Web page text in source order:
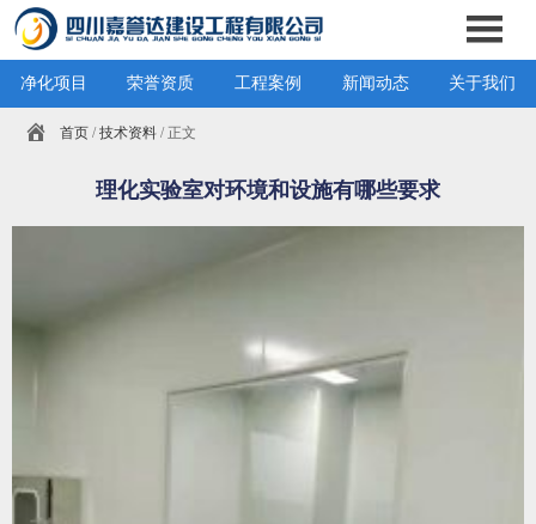
净化项目 荣誉资质 工程案例 新闻动态 关于我们
首页 /技术资料 / 正文
理化实验室对环境和设施有哪些要求